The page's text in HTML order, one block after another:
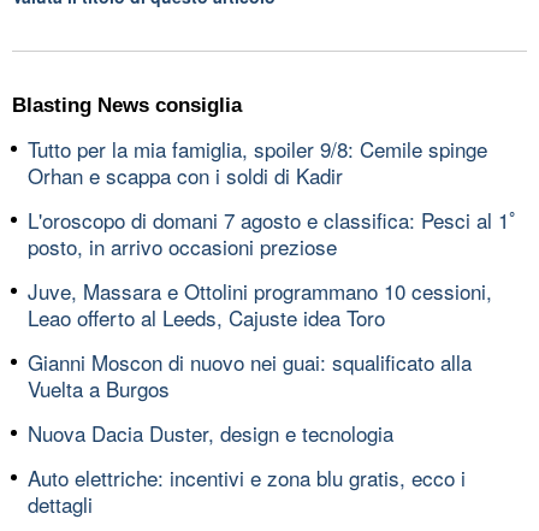
Blasting News consiglia
Tutto per la mia famiglia, spoiler 9/8: Cemile spinge
Orhan e scappa con i soldi di Kadir
L'oroscopo di domani 7 agosto e classifica: Pesci al 1ﾟ
posto, in arrivo occasioni preziose
Juve, Massara e Ottolini programmano 10 cessioni,
Leao offerto al Leeds, Cajuste idea Toro
Gianni Moscon di nuovo nei guai: squalificato alla
Vuelta a Burgos
Nuova Dacia Duster, design e tecnologia
Auto elettriche: incentivi e zona blu gratis, ecco i
dettagli